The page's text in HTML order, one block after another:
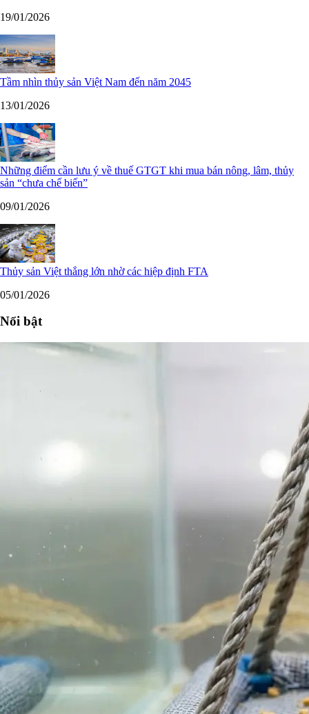
19/01/2026
Tầm nhìn thủy sản Việt Nam đến năm 2045
13/01/2026
Những điểm cần lưu ý về thuế GTGT khi mua bán nông, lâm, thủy
sản “chưa chế biến”
09/01/2026
Thủy sản Việt thắng lớn nhờ các hiệp định FTA
05/01/2026
Nổi bật